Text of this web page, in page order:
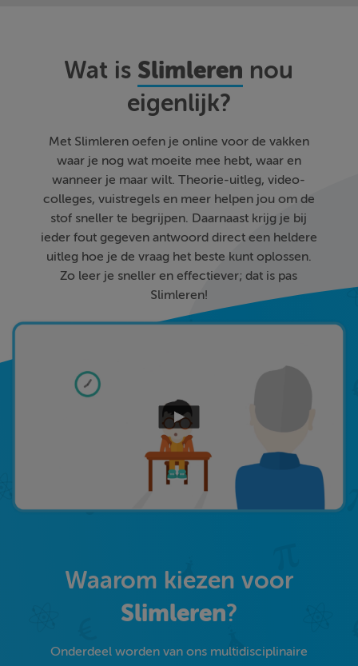
Wat is Slimleren nou
eigenlijk?
Met Slimleren oefen je online voor de vakken
waar je nog wat moeite mee hebt, waar en
wanneer je maar wilt. Theorie-uitleg, video-
colleges, vuistregels en meer helpen jou om de
stof sneller te begrijpen. Daarnaast krijg je bij
ieder fout gegeven antwoord direct een heldere
uitleg hoe je de vraag het beste kunt oplossen.
Zo leer je sneller en effectiever; dat is pas
Slimleren!
Waarom kiezen voor
Slimleren?
Onderdeel worden van ons multidisciplinaire